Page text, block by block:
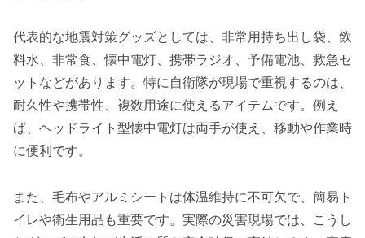
代表的な地震対策グッズとしては、非常用持ち出し袋、飲
料水、非常食、懐中電灯、携帯ラジオ、予備電池、救急セ
ットなどがあります。特に自衛隊が現場で重視するのは、
耐久性や携帯性、複数用途に使えるアイテムです。例え
ば、ヘッドライト型懐中電灯は両手が使え、移動や作業時
に便利です。
また、毛布やアルミシートは体温維持に不可欠で、簡易ト
イレや衛生用品も重要です。実際の災害現場では、こうし